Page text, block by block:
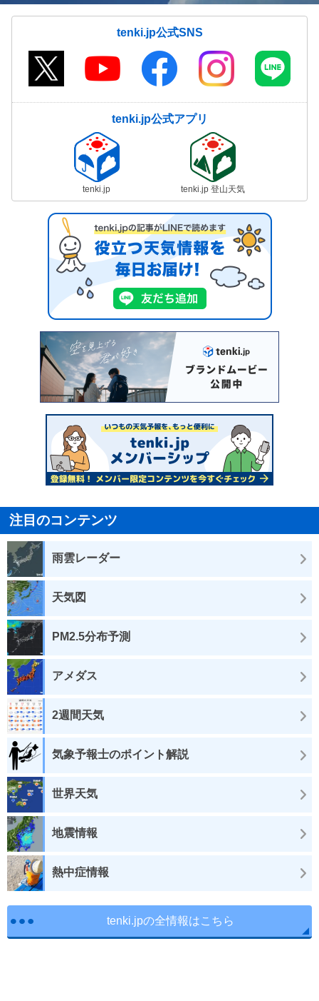
tenki.jp公式SNS
tenki.jp公式アプリ
tenki.jp tenki.jp 登山天気
注目のコンテンツ
雨雲レーダー
天気図
PM2.5分布予測
アメダス
2週間天気
気象予報士のポイント解説
世界天気
地震情報
熱中症情報
tenki.jpの全情報はこちら